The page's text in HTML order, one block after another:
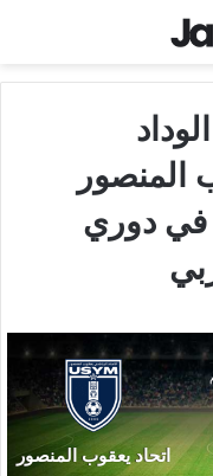
المنصور
بتاريخ 2026-04-29 في دوري
اتحاد يعقوب المنصور